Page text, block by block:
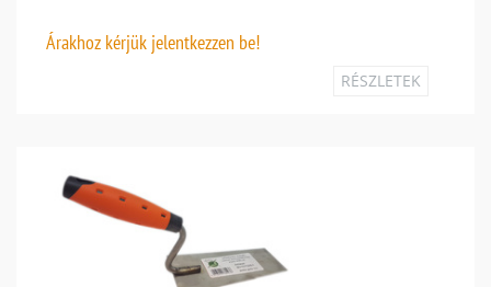
Árakhoz kérjük jelentkezzen be!
RÉSZLETEK